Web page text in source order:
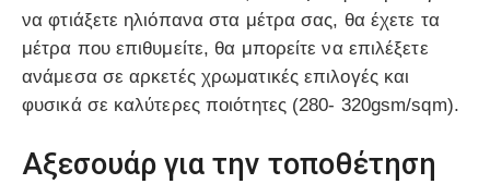
να φτιάξετε ηλιόπανα στα μέτρα σας, θα έχετε τα
μέτρα που επιθυμείτε, θα μπορείτε να επιλέξετε
ανάμεσα σε αρκετές χρωματικές επιλογές και
φυσικά σε καλύτερες ποιότητες (280- 320gsm/sqm).
Αξεσουάρ για την τοποθέτηση